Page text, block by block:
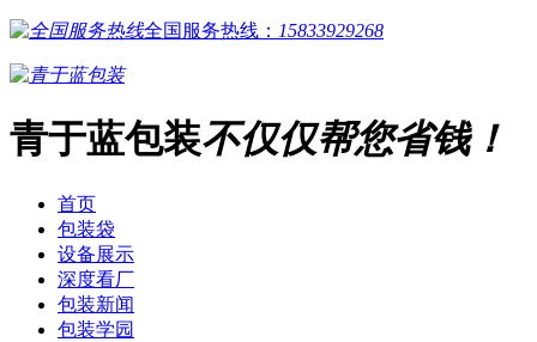
全国服务热线： 15833929268
青于蓝包装不仅仅帮您省钱！
首页
包装袋
设备展示
深度看厂
包装新闻
包装学园